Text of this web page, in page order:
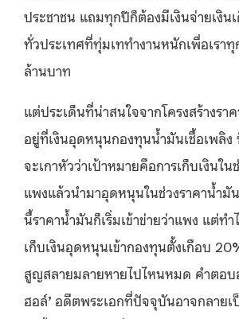
ประชาชน แถมทุกปีก็ต้องมีเงินจ่ายเงิน
ทั่วประเทศที่ทุ่มเททำงานหนักเพื่อเรา
ล้านบาท
แต่ประเด็นที่น่าสนใจจากโครงสร้างรา
อยู่ที่เงินอุดหนุนกองทุนน้ำมันเชื้อเพลิง
จะเกาหัวว่าเป้าหมายคือการเก็บเงินใน
แพงแล้วนำมาอุดหนุนในช่วงราคาน้ำมั
นี้ราคาน้ำมันก็เริ่มเข้าข่ายว่าแพง แต่ทำ
เก็บเงินอุดหนุนเข้ากองทุนตั้งเกือบ 20
สูญสลายมลายหายไปไหนหมด คำตอ
ฮอล์’ อดีตพระเอกที่ปัจจุบันอาจกลายเ